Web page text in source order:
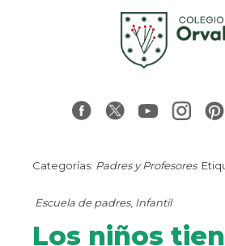
Categorías: Padres y Profesores
Escuela de padres, Infantil
Los niños